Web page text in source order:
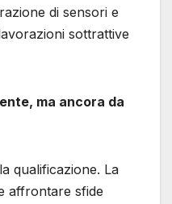
di sensori e
sottrattive
ma ancora da
qualificazione. La
affrontare sfide